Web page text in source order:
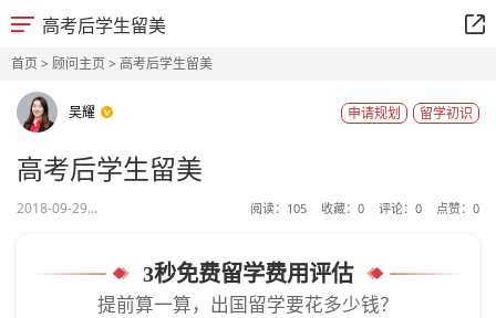
高考后学生留美
首页> 顾问主页> 高考后学生留美
吴耀 留学初识
申请规划
高考后学生留美
2018-09-29... 阅读： 105 收藏： 0 评论： 0 点赞： 0
3秒免费留学费用评估
提前算一算，出国留学要花多少钱？